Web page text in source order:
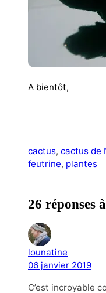
A bientôt,
cactus, cactus de
feutrine, plantes
26 réponses
lounatine
06 janvier 2019
C’est incroyable